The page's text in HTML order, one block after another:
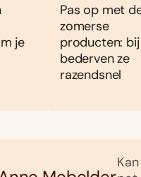
je
Pas op met
zomerse
producten:
bederven ze
razendsnel